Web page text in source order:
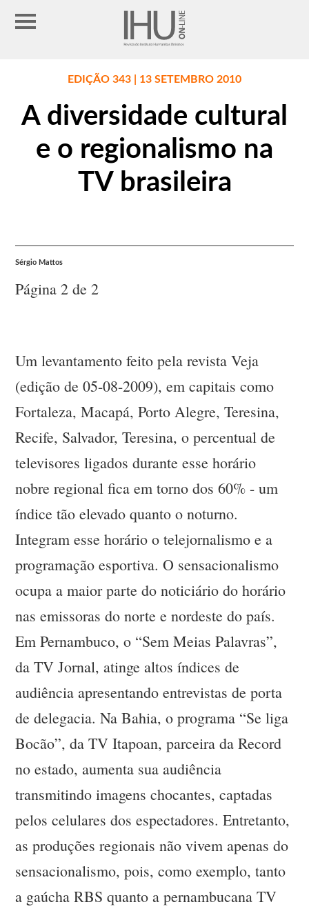
EDIÇÃO 343 | 13 SETEMBRO 2010
A diversidade cultural
e o regionalismo na
TV brasileira
Sérgio Mattos
Página 2 de 2
Um levantamento feito pela revista Veja
(edição de 05-08-2009), em capitais como
Fortaleza, Macapá, Porto Alegre, Teresina,
Recife, Salvador, Teresina, o percentual de
televisores ligados durante esse horário
nobre regional fica em torno dos 60% - um
índice tão elevado quanto o noturno.
Integram esse horário o telejornalismo e a
programação esportiva. O sensacionalismo
ocupa a maior parte do noticiário do horário
nas emissoras do norte e nordeste do país.
Em Pernambuco, o “Sem Meias Palavras”,
da TV Jornal, atinge altos índices de
audiência apresentando entrevistas de porta
de delegacia. Na Bahia, o programa “Se liga
Bocão”, da TV Itapoan, parceira da Record
no estado, aumenta sua audiência
transmitindo imagens chocantes, captadas
pelos celulares dos espectadores. Entretanto,
as produções regionais não vivem apenas do
sensacionalismo, pois, como exemplo, tanto
a gaúcha RBS quanto a pernambucana TV